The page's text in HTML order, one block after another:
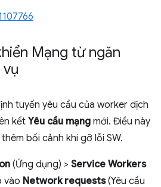
Mạng từ ngăn
tuyến yêu cầu của worker dịch
kết Yêu cầu mạng mới. Điều này
bối cảnh khi gỡ lỗi SW.
(Ứng dụng) > Service Workers
vào Network requests(Yêu cầu